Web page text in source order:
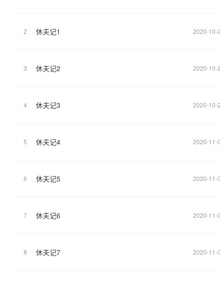
2 休夫记1 2020-10-
3 休夫记2 2020-10-
4 休夫记3 2020-10-
5 休夫记4 2020-11-
6 休夫记5 2020-11-
7 休夫记6 2020-11-
8 休夫记7 2020-11-